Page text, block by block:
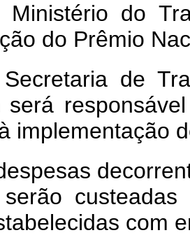
do
do Prêmio
de
será
implementação
serão
com